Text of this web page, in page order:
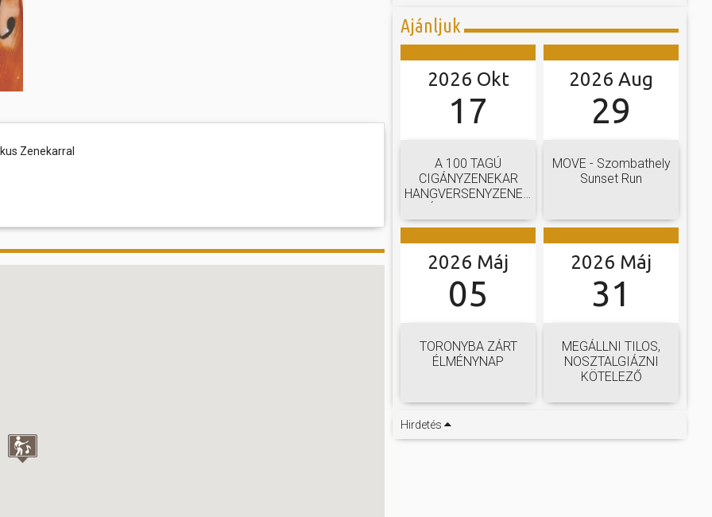
Ajánljuk
2026 Okt
17
A 100 TAGÚ
CIGÁNYZENEKAR
HANGVERSENYZENEKARI
2026 Aug
29
MOVE - Szombathely
Sunset Run
2026 Máj
05
TORONYBA ZÁRT
ÉLMÉNYNAP
2026 Máj
31
MEGÁLLNI TILOS,
NOSZTALGIÁZNI
KÖTELEZŐ
Hirdetés
Zenekarral